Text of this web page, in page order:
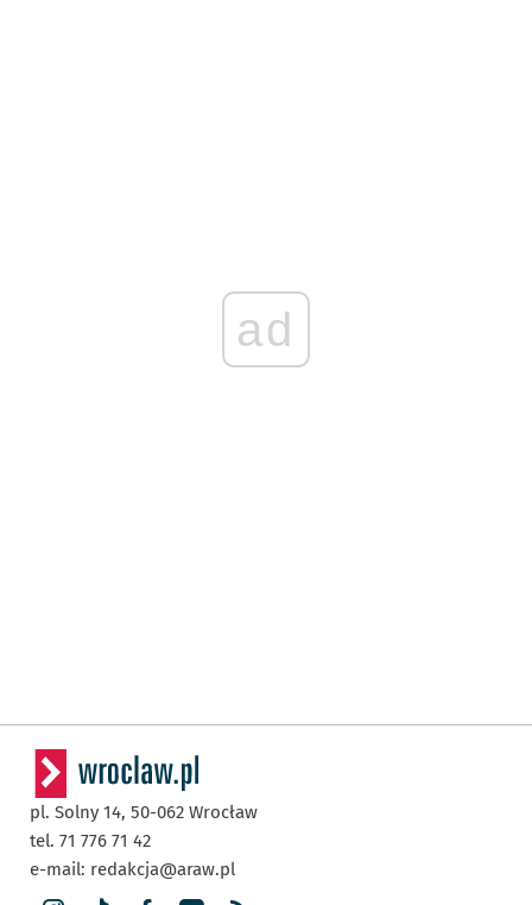
ad
pl. Solny 14, 50-062 Wrocław
tel. 71 776 71 42
e-mail: redakcja@araw.pl